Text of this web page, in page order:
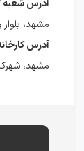
آدرس شعبه ۲ آجیل و خشکبار برادران حسینی
مشهد، بلوار
آدرس
مشهد، شهرک